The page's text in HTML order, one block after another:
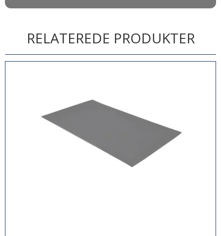
RELATEREDE PRODUKTER